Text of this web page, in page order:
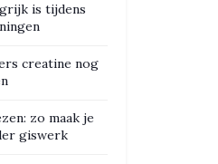
is tijdens
creatine nog
zo maak je
giswerk